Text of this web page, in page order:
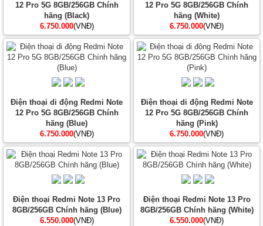
12 Pro 5G 8GB/256GB Chính
hãng (Black)
6.750.000(VNĐ)
12 Pro 5G 8GB/256GB Chính
hãng (White)
6.750.000(VNĐ)
Điện thoại di động Redmi Note
12 Pro 5G 8GB/256GB Chính
hãng (Blue)
6.750.000(VNĐ)
Điện thoại di động Redmi Note
12 Pro 5G 8GB/256GB Chính
hãng (Pink)
6.750.000(VNĐ)
Điện thoại Redmi Note 13 Pro
8GB/256GB Chính hãng (Blue)
6.550.000(VNĐ)
Điện thoại Redmi Note 13 Pro
8GB/256GB Chính hãng (White)
6.550.000(VNĐ)